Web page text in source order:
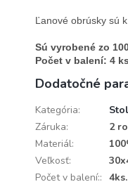
Ľanové obrúsky sú
Sú vyrobené zo
Počet v balení: 4
Dodatočné
Kategória:
Záruka:
2
Materiál:
Veľkosť:
Počet v balení:: 4ks.